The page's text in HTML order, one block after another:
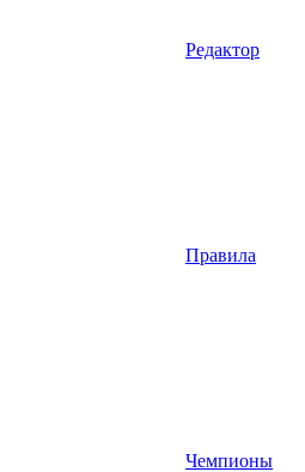
Редактор
Правила
Чемпионы